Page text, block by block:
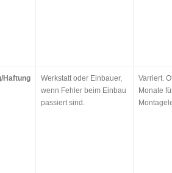
Haftung
Werkstatt oder Einbauer,
wenn Fehler beim Einbau
passiert sind.
Varriert.
Monate